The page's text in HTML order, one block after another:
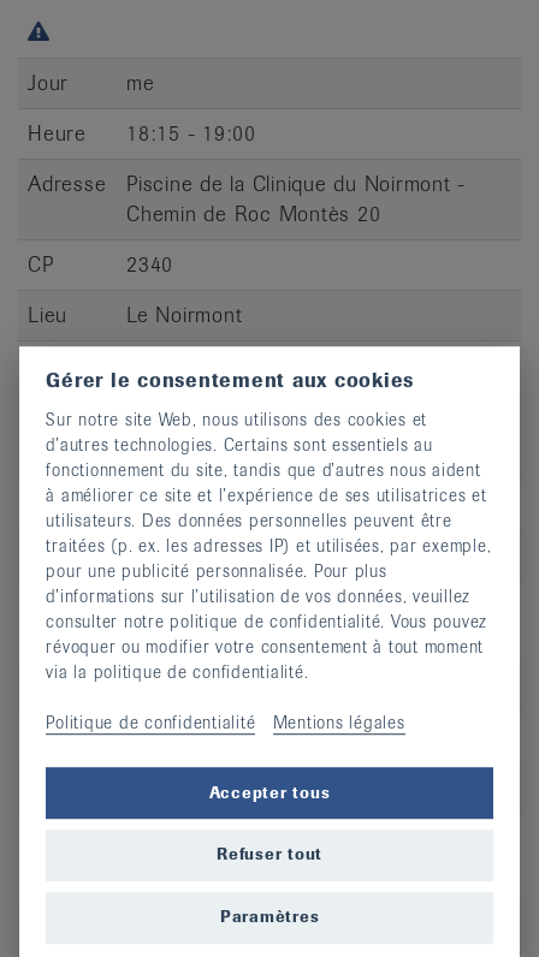
Jour
me
Heure
18:15 - 19:00
Adresse
Piscine de la Clinique du Noirmont -
Chemin de Roc Montès 20
CP
2340
Lieu
Le Noirmont
Jour
me
Heure
19:05 - 19:50
Adresse
Piscine de la Clinique du Noirmont -
Chemin de Roc Montès 20
CP
2340
Lieu
Le Noirmont
S’inscrire
Gérer le consentement aux cookies
Sur notre site Web, nous utilisons des cookies et
d’autres technologies. Certains sont essentiels au
fonctionnement du site, tandis que d’autres nous aident
à améliorer ce site et l’expérience de ses utilisatrices et
utilisateurs. Des données personnelles peuvent être
traitées (p. ex. les adresses IP) et utilisées, par exemple,
pour une publicité personnalisée. Pour plus
d’informations sur l’utilisation de vos données, veuillez
consulter notre politique de confidentialité. Vous pouvez
révoquer ou modifier votre consentement à tout moment
via la politique de confidentialité.
Politique de confidentialité Mentions légales
Accepter tous
Refuser tout
Paramètres